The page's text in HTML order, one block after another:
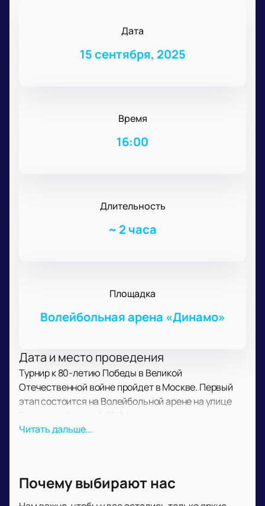
Дата
15 сентября, 2025
Время
16:00
Длительность
~ 2 часа
Площадка
Волейбольная арена «Динамо»
Дата и место проведения
Турнир к 80-летию Победы в Великой
Отечественной войне пройдет в Москве. Первый
этап состоится на Волейбольной арене на улице
сайте.
и новые номера команд. В зале можно увидеть
соревнование с участием резидентов. Гости смогут
наблюдать разные стили игры и поддержать
Читать дальше...
Почему выбирают нас